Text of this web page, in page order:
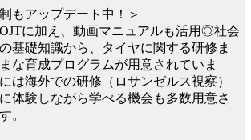
もアップデート中！＞
に加え、動画マニュアルも活用◎社会
基礎知識から、タイヤに関する研修ま
な育成プログラムが用意されていま
は海外での研修（ロサンゼルス視察）
体験しながら学べる機会も多数用意さ
。